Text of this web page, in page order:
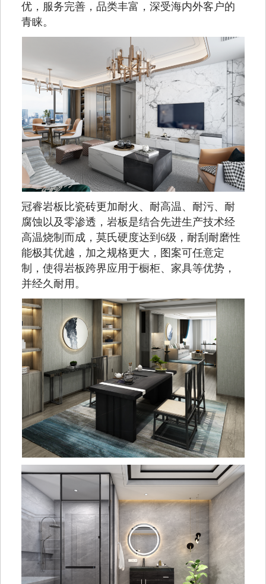
优，服务完善，品类丰富，深受海内外客户的
青睐。
冠睿岩板比瓷砖更加耐火、耐高温、耐污、耐
腐蚀以及零渗透，岩板是结合先进生产技术经
高温烧制而成，莫氏硬度达到6级，耐刮耐磨性
能极其优越，加之规格更大，图案可任意定
制，使得岩板跨界应用于橱柜、家具等优势，
并经久耐用。